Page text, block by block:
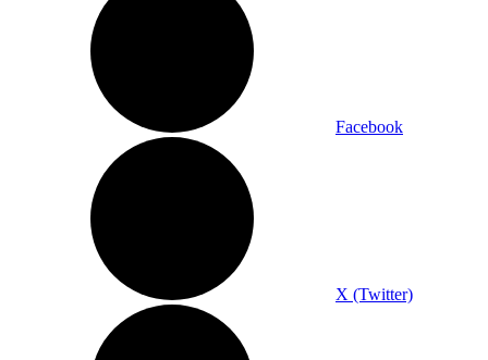
Facebook
X (Twitter)